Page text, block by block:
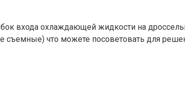
входа охлаждающей жидкости на
съемные) что можете посоветовать для